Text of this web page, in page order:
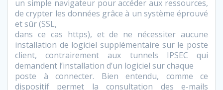
un simple navigateur pour accéder aux ressources,
de crypter les données grâce à un système éprouvé
et sûr (SSL,
dans ce cas https), et de ne nécessiter aucune
installation de logiciel supplémentaire sur le poste
client, contrairement aux tunnels IPSEC qui
demandent l’installation d’un logiciel sur chaque
poste à connecter. Bien entendu, comme ce
dispositif permet la consultation des e-mails